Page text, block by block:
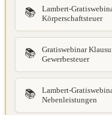
📚
Lambert-
Körperschaftsteuer
📚
Gratiswebinar
Gewerbesteuer
📚
Lambert-
Nebenleistungen